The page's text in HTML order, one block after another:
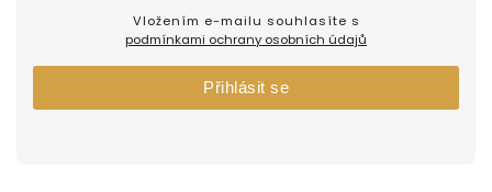
podmínkami ochrany osobních údajů
Přihlásit se